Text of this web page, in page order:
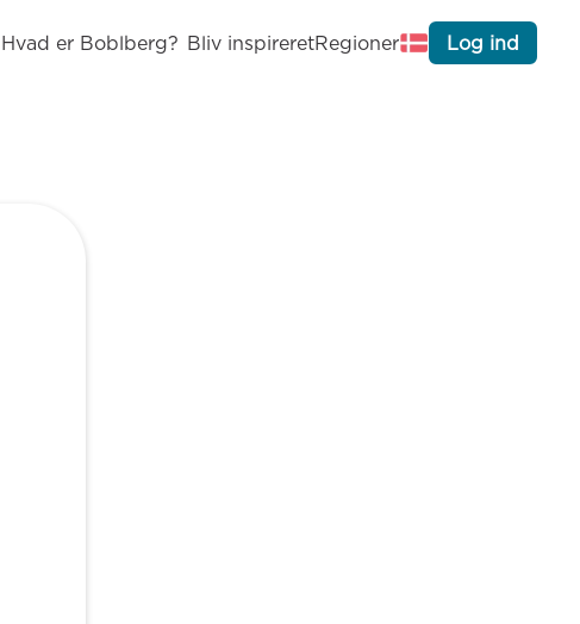
Hvad er Boblberg? Bliv inspireretRegioner Log ind